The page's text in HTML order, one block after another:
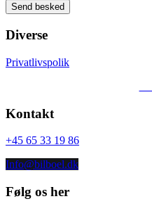
DKK 220.000
Totalpris i løbetiden
Restværdi
DKK 1.225.000
Løbetid
12 mdr.
Send besked
Diverse
Privatlivspolik
Kontakt
+45 65 33 19 86
Info@bilboel.dk
Følg os her